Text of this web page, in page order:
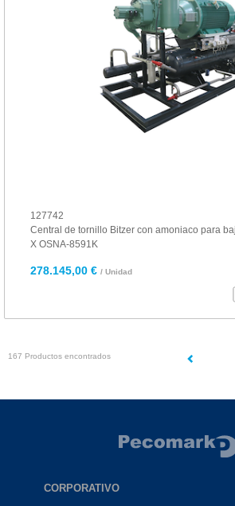
127742
Central de tornillo Bitzer con amoniaco para
X OSNA-8591K
278.145,00 € / Unidad
167 Productos encontrados
CORPORATIVO